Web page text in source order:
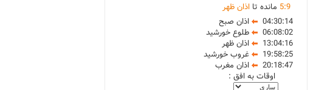
5:9 مانده تا اذان ظهر
04:30:14
اذان صبح
06:08:02
طلوع خورشید
13:04:16
اذان ظهر
19:58:25
غروب خورشید
20:18:47
اذان مغرب
اوقات به افق :